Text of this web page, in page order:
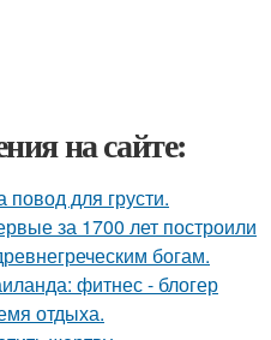
на сайте:
повод для грусти.
за 1700 лет построили
богам.
фитнес - блогер
отдыха.